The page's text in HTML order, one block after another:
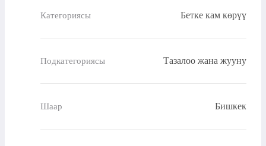
Категориясы Бетке кам көрүү
Подкатегориясы Тазалоо жана жууну
Шаар Бишкек